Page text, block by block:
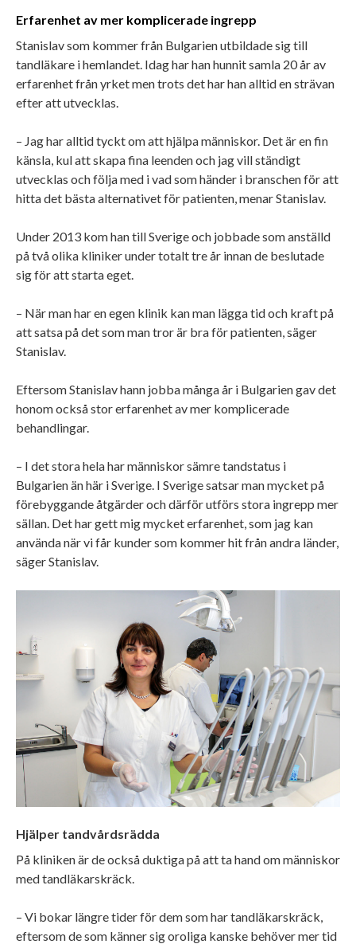
Erfarenhet av mer komplicerade ingrepp
Stanislav som kommer från Bulgarien utbildade sig till
tandläkare i hemlandet. Idag har han hunnit samla 20 år av
erfarenhet från yrket men trots det har han alltid en strävan
efter att utvecklas.
– Jag har alltid tyckt om att hjälpa människor. Det är en fin
känsla, kul att skapa fina leenden och jag vill ständigt
utvecklas och följa med i vad som händer i branschen för att
hitta det bästa alternativet för patienten, menar Stanislav.
Under 2013 kom han till Sverige och jobbade som anställd
på två olika kliniker under totalt tre år innan de beslutade
sig för att starta eget.
– När man har en egen klinik kan man lägga tid och kraft på
att satsa på det som man tror är bra för patienten, säger
Stanislav.
Eftersom Stanislav hann jobba många år i Bulgarien gav det
honom också stor erfarenhet av mer komplicerade
behandlingar.
– I det stora hela har människor sämre tandstatus i
Bulgarien än här i Sverige. I Sverige satsar man mycket på
förebyggande åtgärder och därför utförs stora ingrepp mer
sällan. Det har gett mig mycket erfarenhet, som jag kan
använda när vi får kunder som kommer hit från andra länder,
säger Stanislav.
Hjälper tandvårdsrädda
På kliniken är de också duktiga på att ta hand om människor
med tandläkarskräck.
– Vi bokar längre tider för dem som har tandläkarskräck,
eftersom de som känner sig oroliga kanske behöver mer tid